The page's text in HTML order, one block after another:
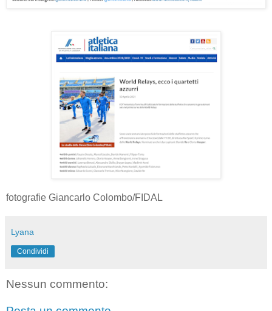
fotografie Giancarlo Colombo/FIDAL
Lyana
Condividi
Nessun commento: